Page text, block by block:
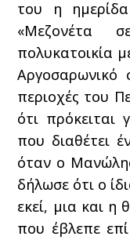
του η
«Μεζονέτα
πολυκατοικία
Αργοσαρωνικό
περιοχές του
ότι πρόκειται
που διαθέτει
όταν ο Μανώλης
δήλωσε ότι ο
εκεί, μια και η
που έβλεπε